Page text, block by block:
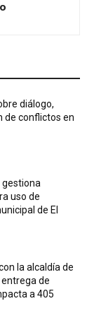
diálogo,
de conflictos en
gestiona
uso de
de El
la alcaldía de
de
a 405